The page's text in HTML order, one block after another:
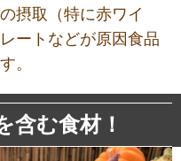
摂取（特に赤ワイ
ートなどが原因食品
。
含む食材！